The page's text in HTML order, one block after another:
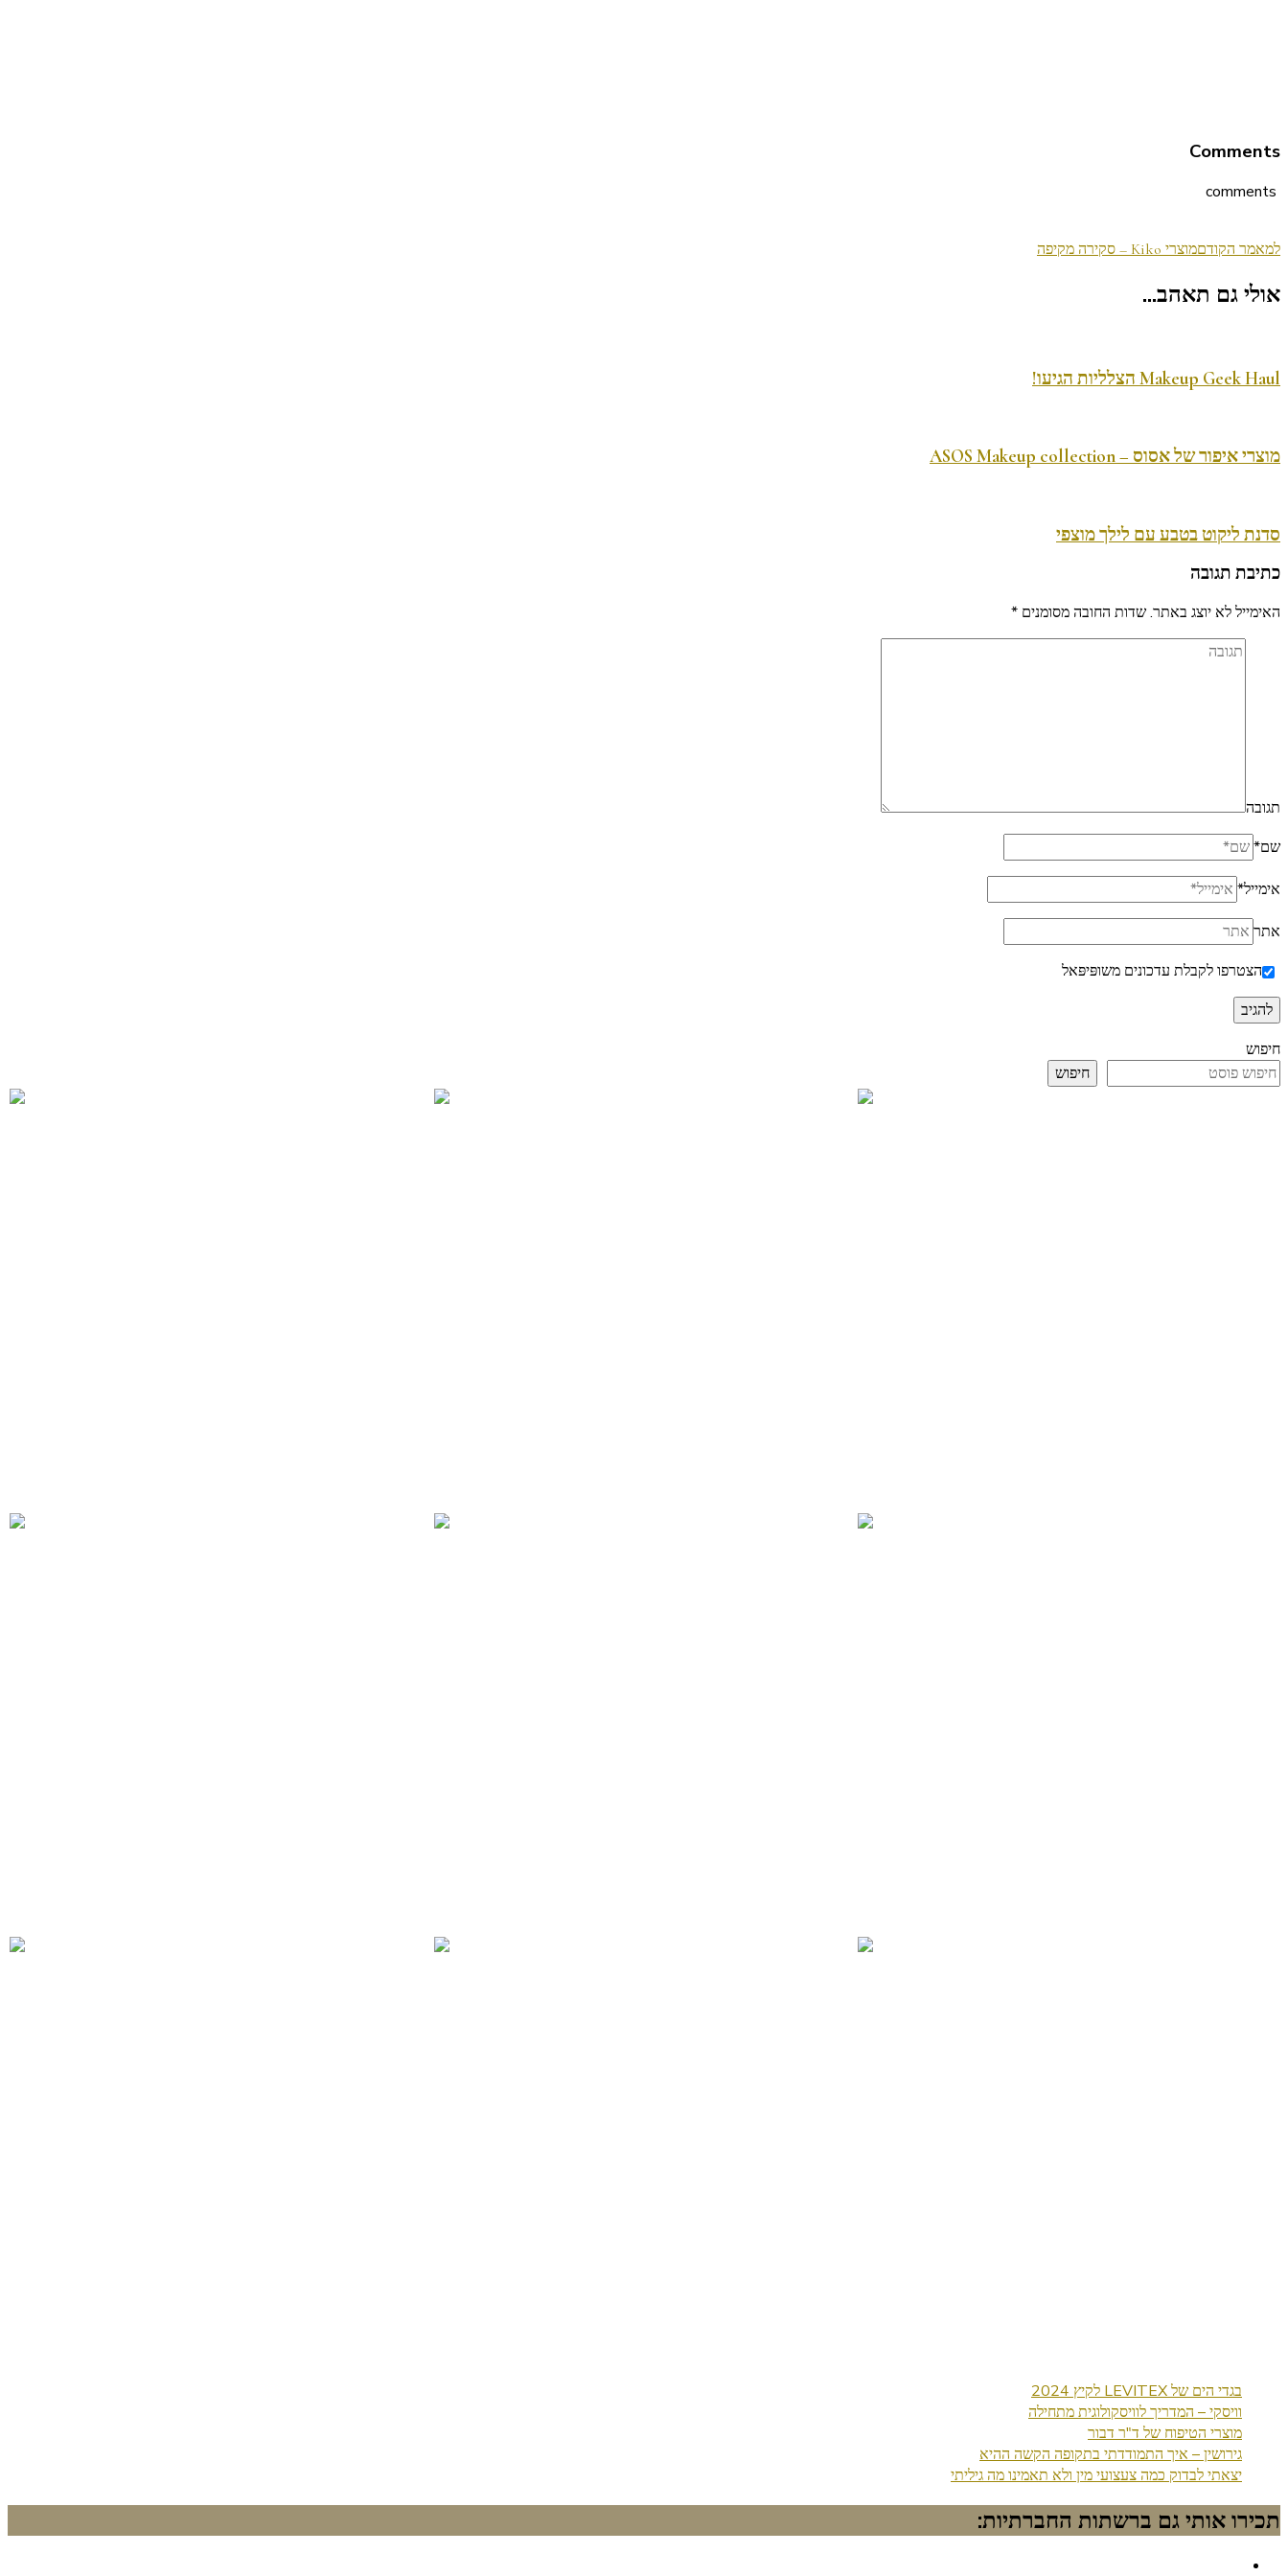
Comments
ניווט
בפוסטים
למאמר הקודםמוצרי Kiko – סקירה מקיפה
אולי גם תאהב...
Makeup Geek Haul הצלליות הגיעו!
מוצרי איפור של אסוס – ASOS Makeup collection
סדנת ליקוט בטבע עם לילך מוצפי
כתיבת תגובה
האימייל לא יוצג באתר.שדות החובה מסומנים *
תגובה
שם*
אימייל*
אתר
הצטרפו לקבלת עדכונים משופּיפּאל
חיפוש
חיפוש
בגדי הים של LEVITEX לקיץ 2024
וויסקי – המדריך לוויסקולוגית מתחילה
מוצרי הטיפוח של ד"ר דבור
גירושין – איך התמודדתי בתקופה הקשה ההיא
יצאתי לבדוק כמה צעצועי מין ולא תאמינו מה גיליתי
תכירו אותי גם ברשתות החברתיות: